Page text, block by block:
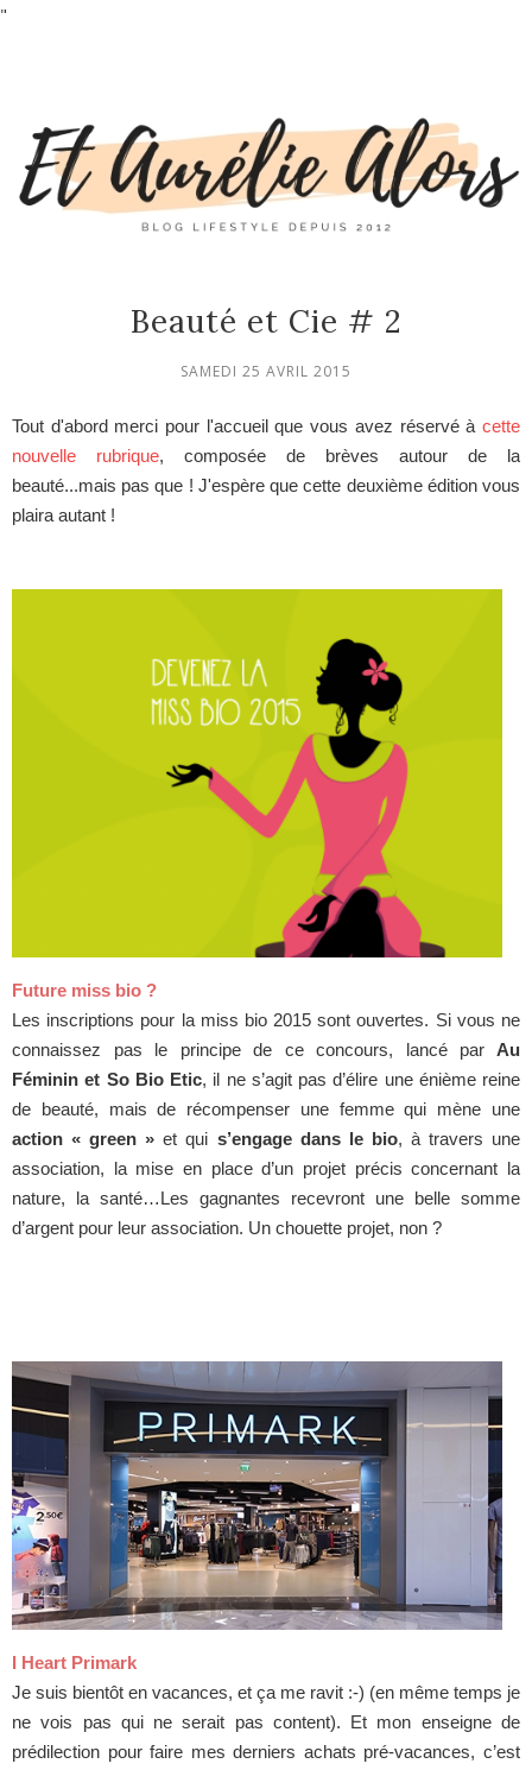
"
Beauté et Cie # 2
SAMEDI 25 AVRIL 2015
Tout d'abord merci pour l'accueil que vous avez réservé à cette
nouvelle rubrique, composée de brèves autour de la
beauté...mais pas que ! J'espère que cette deuxième édition vous
plaira autant !
Future miss bio ?
Les inscriptions pour la miss bio 2015 sont ouvertes. Si vous ne
connaissez pas le principe de ce concours, lancé par Au
Féminin et So Bio Etic, il ne s’agit pas d’élire une énième reine
de beauté, mais de récompenser une femme qui mène une
action « green » et qui s’engage dans le bio, à travers une
association, la mise en place d’un projet précis concernant la
nature, la santé…Les gagnantes recevront une belle somme
d’argent pour leur association. Un chouette projet, non ?
I Heart Primark
Je suis bientôt en vacances, et ça me ravit :-) (en même temps je
ne vois pas qui ne serait pas content). Et mon enseigne de
prédilection pour faire mes derniers achats pré-vacances, c’est